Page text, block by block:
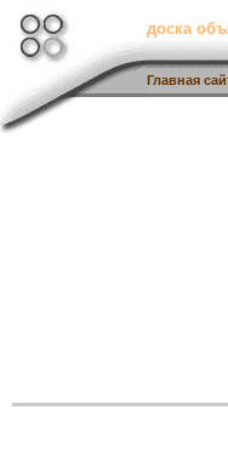
доска
Главная